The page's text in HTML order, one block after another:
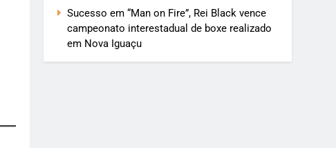
Sucesso em “Man on Fire”, Rei Black vence
campeonato interestadual de boxe realizado
em Nova Iguaçu